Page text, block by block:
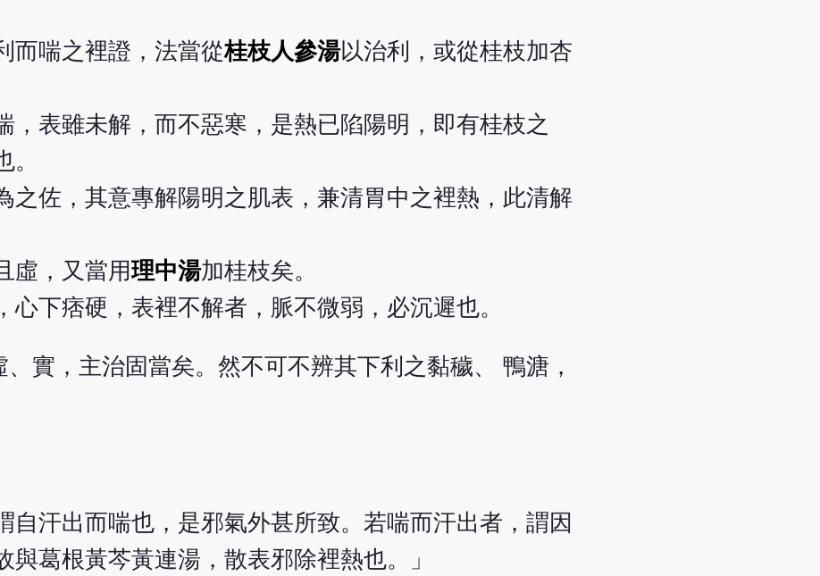
而喘之裡證，法當從桂枝人參湯以治利，或從桂枝加杏
，表雖未解，而不惡寒，是熱已陷陽明，即有桂枝之
之佐，其意專解陽明之肌表，兼清胃中之裡熱，此清解
虛，又當用理中湯加桂枝矣。
下痞硬，表裡不解者，脈不微弱，必沉遲也。
實，主治固當矣。然不可不辨其下利之黏穢、 鴨溏，
自汗出而喘也，是邪氣外甚所致。若喘而汗出者，謂因
葛根黃芩黃連湯，散表邪除裡熱也。」